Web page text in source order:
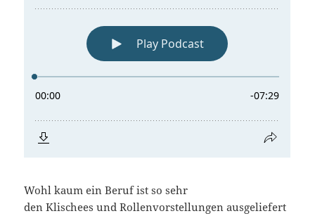
Wohl kaum ein Beruf ist so sehr
den Klischees und Rollenvorstellungen ausgeliefert